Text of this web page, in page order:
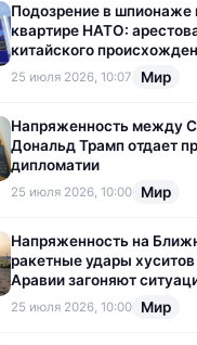
Подозрение в шпионаже
квартире НАТО:
китайского
25 июля 2026, 10:07 Мир
Напряженность между
Дональд Трамп отдает
дипломатии
25 июля 2026, 10:00 Мир
Напряженность на
ракетные удары
Аравии загоняют
25 июля 2026, 10:00 Мир